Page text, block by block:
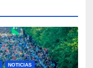
NOTICIAS